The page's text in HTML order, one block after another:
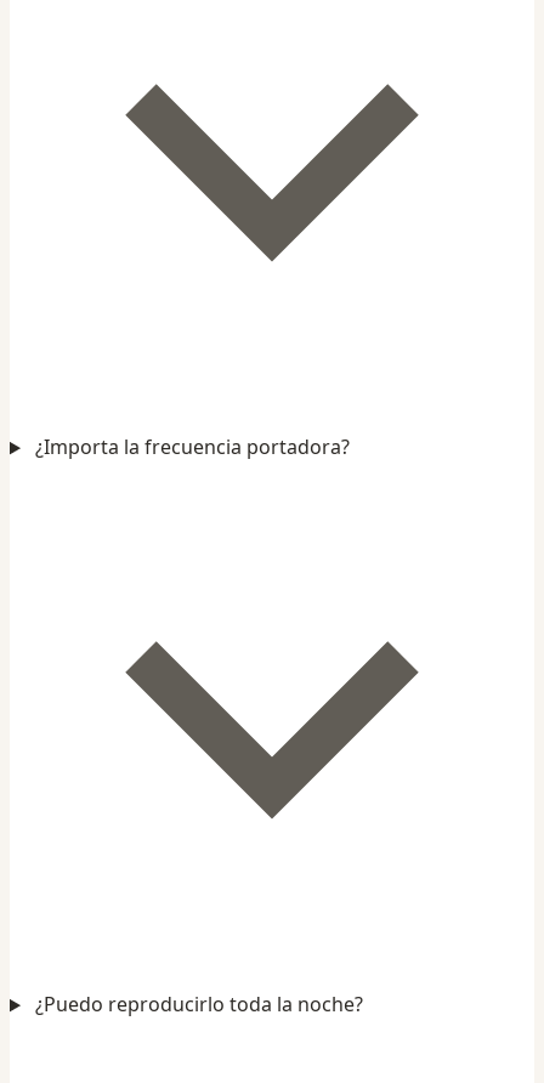
¿Importa la frecuencia portadora?
¿Puedo reproducirlo toda la noche?